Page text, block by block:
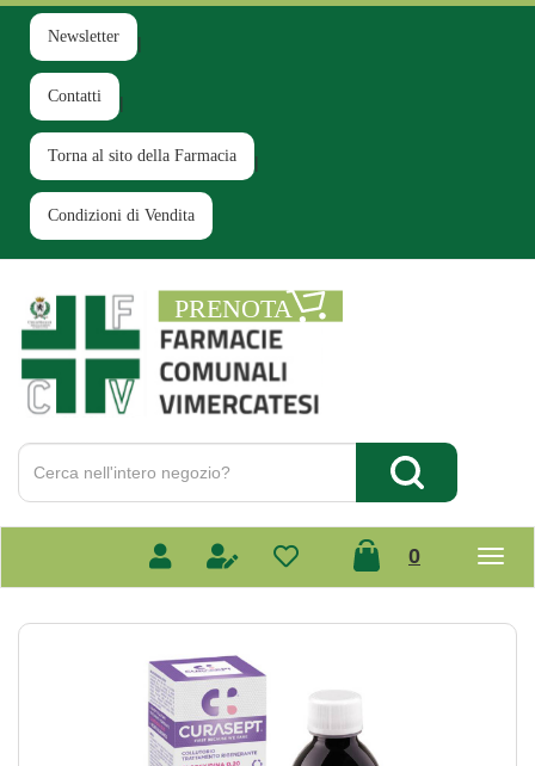
Passa
contenuto
principale
Newsletter
Contatti
Torna al sito della Farmacia
Condizioni di Vendita
Farmacia
Comunale
Cerca
Prodotto
Cerca Prodotto
0prodotti